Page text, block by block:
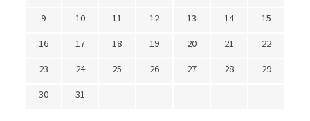
9
10 11 12 13 14
15
16
17 18 19 20 21
22
23
24 25 26 27 28
29
30
31